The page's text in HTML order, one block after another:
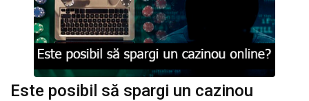
Este posibil să spargi un cazinou